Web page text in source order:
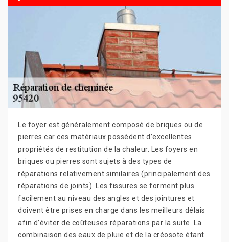
Le foyer est généralement composé de briques ou de
pierres car ces matériaux possèdent d’excellentes
propriétés de restitution de la chaleur. Les foyers en
briques ou pierres sont sujets à des types de
réparations relativement similaires (principalement des
réparations de joints). Les fissures se forment plus
facilement au niveau des angles et des jointures et
doivent être prises en charge dans les meilleurs délais
afin d’éviter de coûteuses réparations par la suite. La
combinaison des eaux de pluie et de la créosote étant